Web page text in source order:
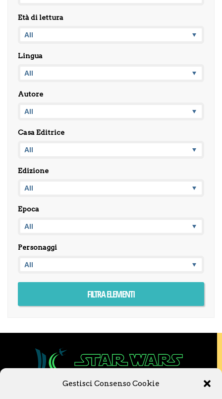
Gestisci Consenso Cookie
Età di lettura
Lingua
Autore
Casa Editrice
Edizione
Epoca
Personaggi